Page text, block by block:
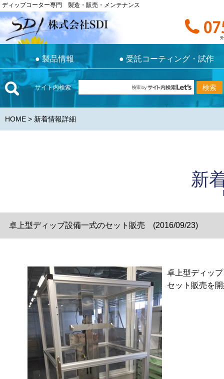
ディップコーター専門 製造・販売・メンテナンス
受
●製品情報 ● 受託コーティング・試作
ディップコーター専門 製造・販売・メンテナンス
受付時間
●製品情報 受託コーティング・試作
サイト内検索
HOME> 新着情報詳細
新
卓上型ディップ設備一式のセット販売 (2016/09/23)
卓上型ディッ
セット販売を